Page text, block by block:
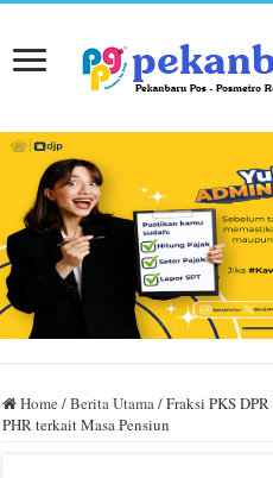
Home /Berita Utama/Fraksi PKS
PHR terkait Masa Pensiun